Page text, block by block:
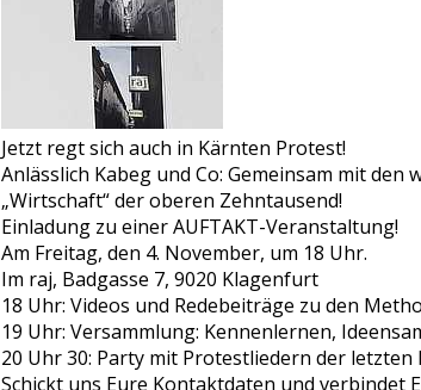
Jetzt regt sich auch in Kärnten Protest!
Anlässlich Kabeg und Co: Gemeinsam mit
„Wirtschaft“ der oberen Zehntausend!
Einladung zu einer AUFTAKT-Veranstaltung!
Am Freitag, den 4. November, um 18 Uhr.
Im raj, Badgasse 7, 9020 Klagenfurt
18 Uhr: Videos und Redebeiträge zu den
19 Uhr: Versammlung: Kennenlernen,
20 Uhr 30: Party mit Protestliedern der letzten
Schickt uns Eure Kontaktdaten und verbindet